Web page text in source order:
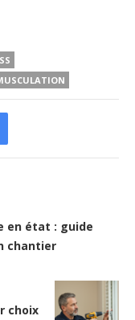
en état : guide
chantier
choix